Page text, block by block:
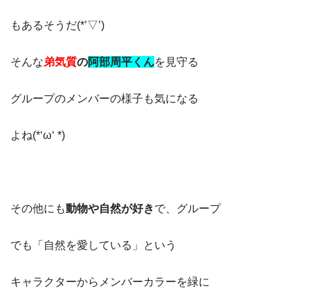
もあるそうだ(*’▽’)
そんな弟気質の阿部周平くんを見守る
グループのメンバーの様子も気になる
よね(*‘ω‘ *)
その他にも動物や自然が好きで、グループ
でも「自然を愛している」という
キャラクターからメンバーカラーを緑に